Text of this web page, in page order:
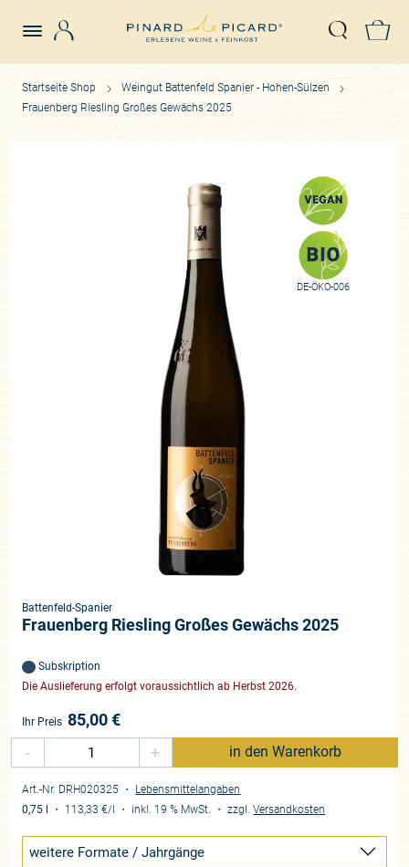
Suche
Startseite Shop
Weingut Battenfeld Spanier - Hohen-Sülzen
Frauenberg Riesling Großes Gewächs 2025
DE-ÖKO-006
Battenfeld-Spanier
Frauenberg Riesling Großes Gewächs 2025
Subskription
Die Auslieferung erfolgt voraussichtlich ab Herbst 2026.
Ihr Preis 85,00€
-
+ in den Warenkorb
Art.-Nr. DRH020325 ・ Lebensmittelangaben
0,75 l
・ 113,33 €/l ・ inkl. 19 % MwSt. ・zzgl.Versandkosten
weitere Formate / Jahrgänge